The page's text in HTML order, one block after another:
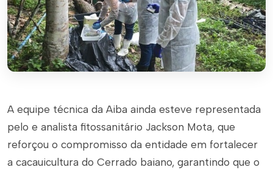
A equipe técnica da Aiba ainda esteve representada
pelo e analista fitossanitário Jackson Mota, que
reforçou o compromisso da entidade em fortalecer
a cacauicultura do Cerrado baiano, garantindo que o